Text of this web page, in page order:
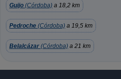
Guijo (Córdoba) a 18,2 km
Pedroche (Córdoba) a 19,5 km
Belalcázar (Córdoba) a 21 km